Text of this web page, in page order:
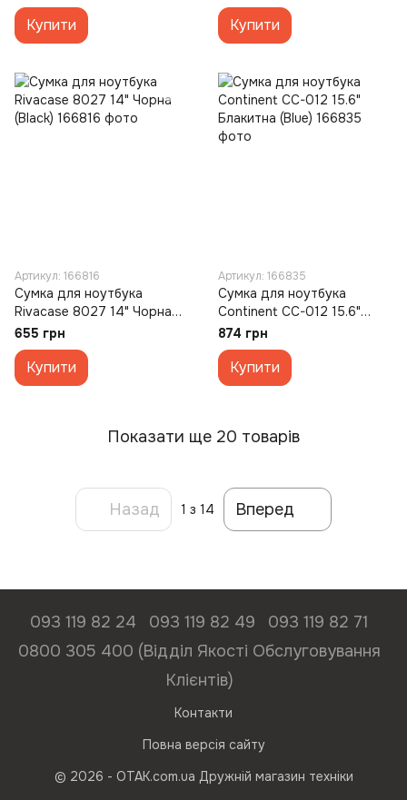
Купити Купити
Артикул: 166816
Сумка для ноутбука
Rivacase 8027 14" Чорна
(Black)
655 грн
Купити
Артикул: 166835
Сумка для ноутбука
Continent CC-012 15.6"
Блакитна (Blue)
874 грн
Купити
Показати ще 20 товарів
Назад 1 з 14 Вперед
093 119 82 24 093 119 82 49
093 119 82 71
0800 305 400 (Відділ Якості Обслуговування
Клієнтів)
Контакти
Повна версія сайту
© 2026 - ОТАК.com.ua Дружній магазин техніки